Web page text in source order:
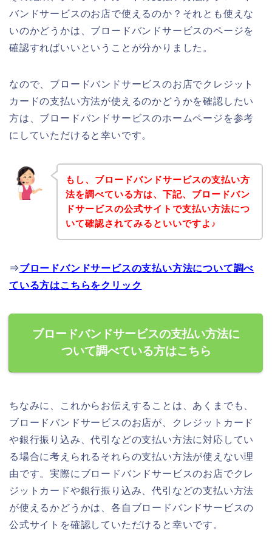
バンドサービスのお店で使えるのか？それとも使えな
いのかどうかは、ブロードバンドサービスのページを
確認すればいいということが分かりました。
なので、ブロードバンドサービスのお店でクレジット
カードの支払い方法が使えるのかどうかを確認したい
方は、ブロードバンドサービスのホームページを参考
にしていただけると幸いです。
もし、ブロードバンドサービスの支払い方
法を調べている方は、下記、ブロードバン
ドサービスの公式サイトで支払い方法につ
いて確認されてみるといいですよ♪
⇒ブロードバンドサービスの支払い方法について調べ
ている方はこちらをクリック
ブロードバンドサービスの支払い方法に
ついて調べている方はこちら
ちなみに、これからお伝えすることは、あくまでも、
ブロードバンドサービスのお店が、クレジットカード
や銀行振り込み、代引などの支払い方法に対応してい
る場合に考えられるそれらの支払い方法が使えない理
由です。実際にブロードバンドサービスのお店でクレ
ジットカードや銀行振り込み、代引などの支払い方法
が使えるかどうかは、各自ブロードバンドサービスの
公式サイトを確認していただけると幸いです。